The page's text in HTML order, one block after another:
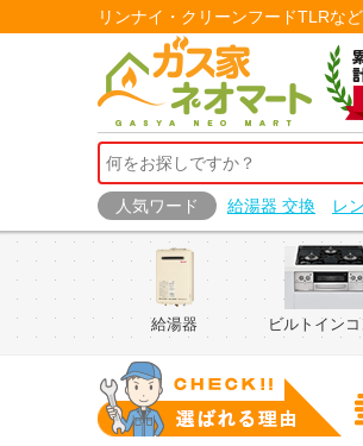
リンナイ・クリーンフードTLRな
人気ワード 給湯器 交換 レ
給湯器 ビルトインコ